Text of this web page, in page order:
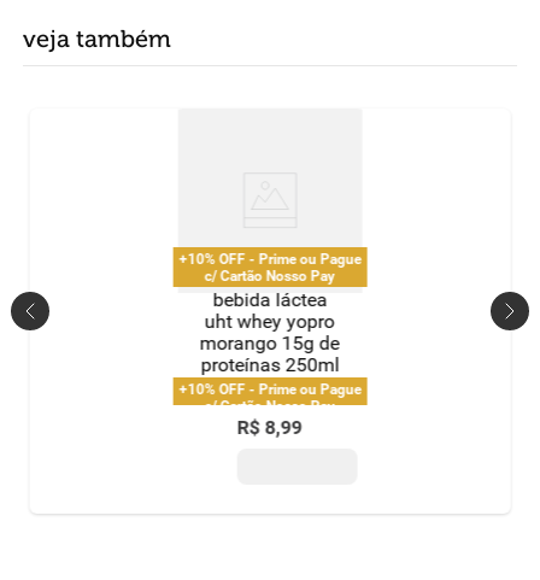
veja também
+10% OFF - Prime ou Pague
c/ Cartão Nosso Pay
bebida láctea
uht whey yopro
morango 15g de
proteínas 250ml
+10% OFF - Prime ou Pague
c/ Cartão Nosso Pay
R$ 8,99